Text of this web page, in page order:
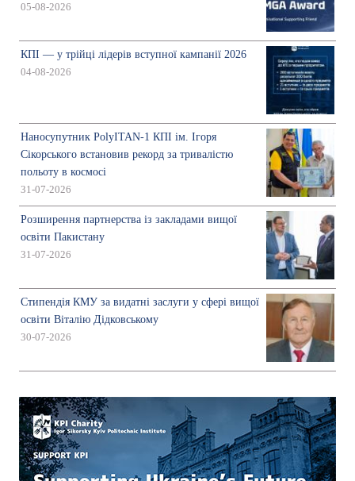
05-08-2026
КПІ — у трійці лідерів вступної кампанії 2026
04-08-2026
Наносупутник PolyITAN-1 КПІ ім. Ігоря
Сікорського встановив рекорд за тривалістю
польоту в космосі
31-07-2026
Розширення партнерства із закладами вищої
освіти Пакистану
31-07-2026
Стипендія КМУ за видатні заслуги у сфері вищої
освіти Віталію Дідковському
30-07-2026